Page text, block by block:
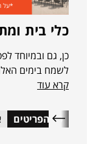
*על
כלי בית
כן, גם ובמיוחד
לשמח בימים
אביזרים ומתנות,
קרא עוד
כל הפריטים